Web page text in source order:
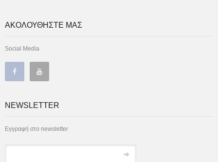
ΑΚΟΛΟΥΘΗΣΤΕ ΜΑΣ
Social Media
NEWSLETTER
Εγγραφή στο newsletter